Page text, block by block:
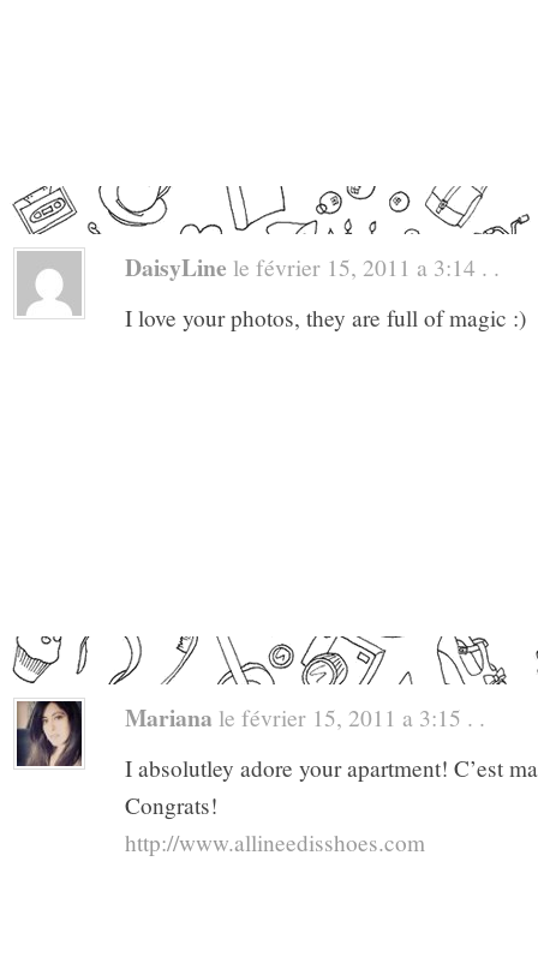
DaisyLine le février 15, 2011 a 3:14 . .
I love your photos, they are full of magic :)
Mariana le février 15, 2011 a 3:15 . .
I absolutley adore your apartment! C’est
Congrats!
http://www.allineedisshoes.com